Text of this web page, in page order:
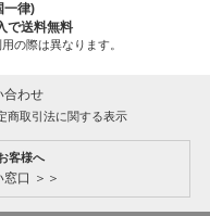
一律)
で送料無料
の際は異なります。
合わせ
商取引法に関する表示
客様へ
口 ＞＞